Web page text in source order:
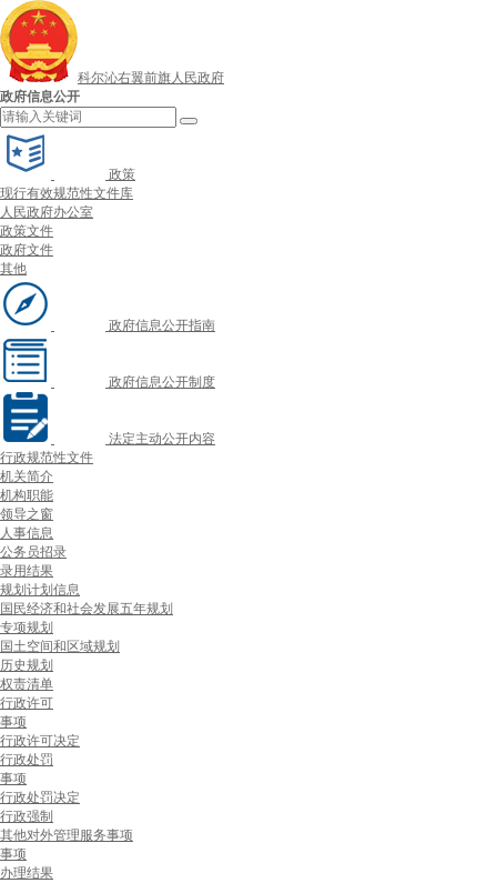
科尔沁右翼前旗人民政府
政府信息公开
政策
现行有效规范性文件库
人民政府办公室
政策文件
政府文件
其他
政府信息公开指南
政府信息公开制度
法定主动公开内容
行政规范性文件
机关简介
机构职能
领导之窗
人事信息
公务员招录
录用结果
规划计划信息
国民经济和社会发展五年规划
专项规划
国土空间和区域规划
历史规划
权责清单
行政许可
事项
行政许可决定
行政处罚
事项
行政处罚决定
行政强制
其他对外管理服务事项
事项
办理结果